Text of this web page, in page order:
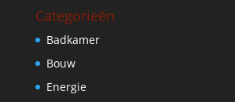
Categorieën
Badkamer
Bouw
Energie